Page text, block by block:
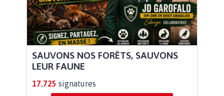
SAUVONS NOS FORÊTS, SAUVONS
LEUR FAUNE
17.725 signatures